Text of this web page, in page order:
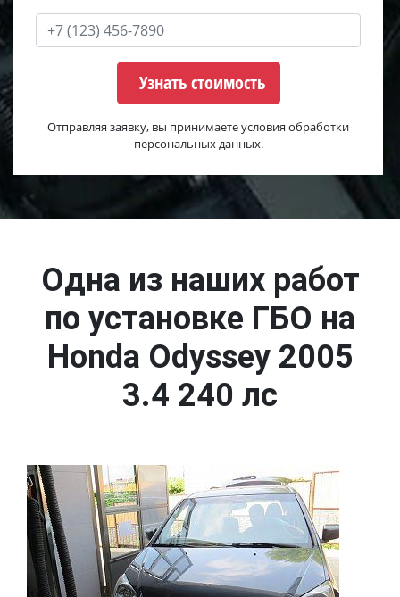
Узнать стоимость
Отправляя заявку, вы принимаете условия обработки
персональных данных.
Одна из наших работ
по установке ГБО на
Honda Odyssey 2005
3.4 240 лс